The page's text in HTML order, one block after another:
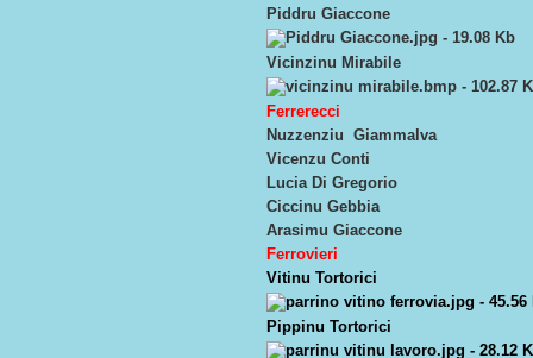
Piddru Giaccone
Vicinzinu Mirabile
Ferrerecci
Nuzzenziu Giammalva
Vicenzu Conti
Lucia Di Gregorio
Ciccinu Gebbia
Arasimu Giaccone
Ferrovieri
Vitinu Tortorici
Pippinu Tortorici